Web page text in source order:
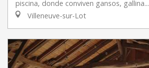
piscina, donde conviven gansos, gallina...
Villeneuve-sur-Lot